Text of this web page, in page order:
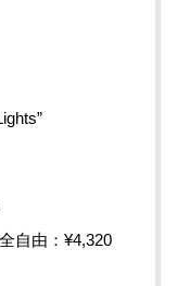
由：¥4,320